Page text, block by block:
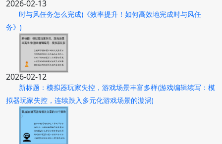
2026-02-13
时与风任务怎么完成(《效率提升！如何高效地完成时与风任
务》)
2026-02-12
新标题：模拟器玩家失控，游戏场景丰富多样(游戏编辑续写：模
拟器玩家失控，连续跌入多元化游戏场景的漩涡)